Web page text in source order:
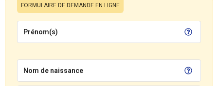
FORMULAIRE DE DEMANDE EN LIGNE
Prénom(s)
Nom de naissance